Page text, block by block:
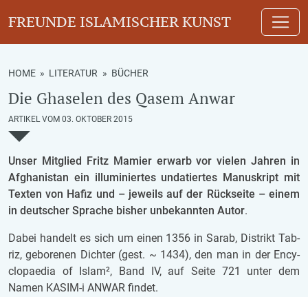
FREUNDE ISLAMISCHER KUNST
HOME » LITERATUR » BÜCHER
Die Ghaselen des Qasem Anwar
ARTIKEL VOM 03. OKTOBER 2015
Unser Mit­glied Fritz Ma­mier er­warb vor vie­len Jah­ren in
Af­gha­ni­stan ein il­lu­mi­nier­tes un­da­tier­tes Ma­nu­skript mit
Tex­ten von Hafiz und – je­weils auf der Rück­sei­te – einem
in deut­scher Spra­che bis­her un­be­kann­ten Autor.
Dabei han­delt es sich um einen 1356 in Sarab, Di­strikt Ta­b­
riz, ge­bo­re­nen Dich­ter (gest. ~ 1434), den man in der En­cy­
clo­pa­edia of Islam², Band IV, auf Seite 721 unter dem
Namen KASIM-i ANWAR fin­det.